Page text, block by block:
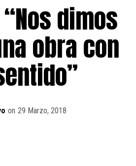
dimos
obra con
on 29 Marzo, 2018